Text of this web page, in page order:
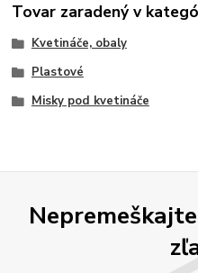
Tovar zaradený v
Kvetináče, obaly
Plastové
Misky pod kvetináče